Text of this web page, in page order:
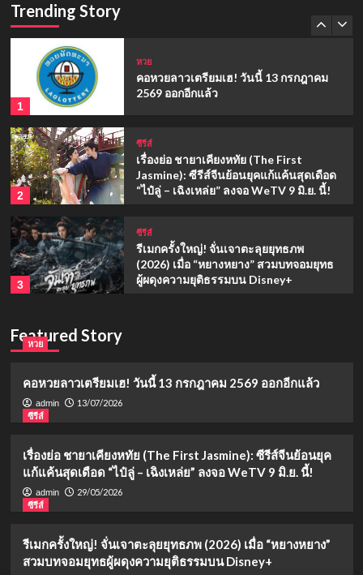
Trending Story
5
1
หวย
คอหวยลาวเตรียมเฮ! วันนี้ 13 กรกฎาคม
2569 ออกอีกแล้ว
2
ซีรีส์
เรื่องย่อ ชายาเคียงหทัย (The First
Jasmine): ซีรีส์จีนย้อนยุคแก้แค้นสุดเดือด
“ไป๋ลู่ – เฉิงเหล่ย” ลงจอ WeTV 9 มิ.ย. นี้!
3
ซีรีส์
รีเมกครั้งใหญ่! จั่นเจาตะลุยยุทธภพ
(2026) เมื่อ “หยางหยาง” สวมบทจอมยุทธ
ผู้ผดุงความยุติธรรมบน Disney+
โศกนาฏกรรมรักที่ยากจะเลือน
2569 ออกอีกแล้ว
Featured Story
หวย
คอหวยลาวเตรียมเฮ! วันนี้ 13 กรกฎาคม 2569 ออกอีกแล้ว
admin
13/07/2026
ซีรีส์
เรื่องย่อ ชายาเคียงหทัย (The First Jasmine): ซีรีส์จีนย้อนยุค
แก้แค้นสุดเดือด “ไป๋ลู่ – เฉิงเหล่ย” ลงจอ WeTV 9 มิ.ย. นี้!
admin
29/05/2026
ซีรีส์
รีเมกครั้งใหญ่! จั่นเจาตะลุยยุทธภพ (2026) เมื่อ “หยางหยาง”
สวมบทจอมยุทธผู้ผดุงความยุติธรรมบน Disney+